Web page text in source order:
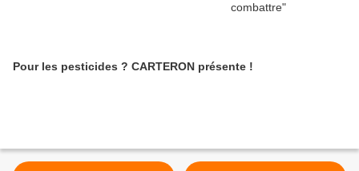
Pour les pesticides ? CARTERON présente !